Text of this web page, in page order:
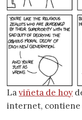
Laviñeta de hoy
internet, contiene